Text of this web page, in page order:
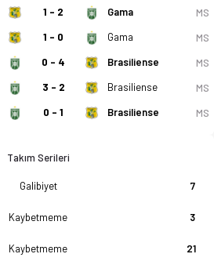
1 - 2 Gama MS
1 - 0 Gama MS
0 - 4 Brasiliense MS
3 - 2 Brasiliense MS
0 - 1 Brasiliense MS
Takım Serileri
Galibiyet 7
Kaybetmeme 3
Kaybetmeme 21